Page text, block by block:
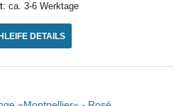
ca. 3-6 Werktage
DETAILS